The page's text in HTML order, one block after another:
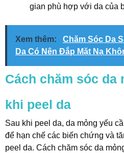
gian phù hợp với da của
Xem thêm:
Chăm Sóc Da
Da Có Nên Đắp Mặt Nạ
Cách chăm sóc da
khi peel da
Sau khi peel da, da mỏng yếu
để hạn chế các biến chứng và
peel da. Cách chăm sóc da